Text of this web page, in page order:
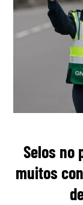
Selos no
muitos